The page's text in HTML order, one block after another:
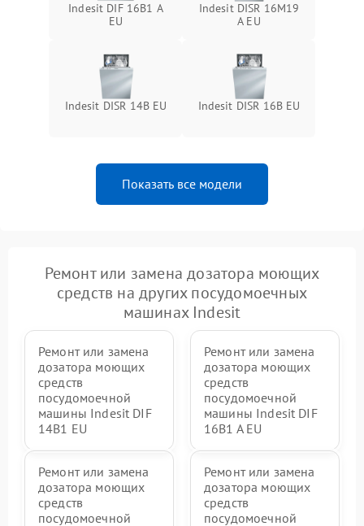
Indesit DIF 16B1 A
EU
Indesit DISR 16M19
A EU
Indesit DISR 14B EU Indesit DISR 16B EU
Показать все модели
Ремонт или замена дозатора моющих
средств на других посудомоечных
машинах Indesit
Ремонт или замена
дозатора моющих
средств
посудомоечной
машины Indesit DIF
14B1 EU
Ремонт или замена
дозатора моющих
средств
посудомоечной
машины Indesit DIF
16B1 A EU
Ремонт или замена
дозатора моющих
средств
посудомоечной
Ремонт или замена
дозатора моющих
средств
посудомоечной